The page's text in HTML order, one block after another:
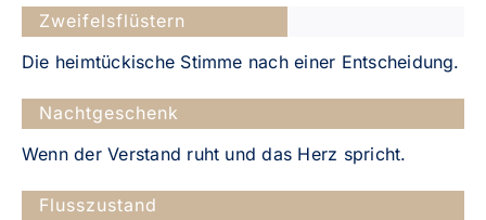
Zweifelsflüstern
Die heimtückische Stimme nach einer Entscheidung.
Nachtgeschenk
Wenn der Verstand ruht und das Herz spricht.
Flusszustand